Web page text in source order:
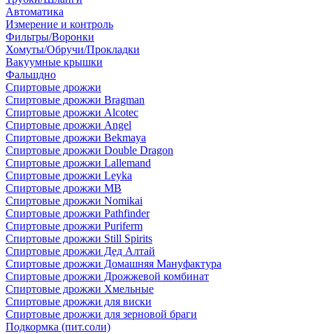
Автоматика
Измерение и контроль
Фильтры/Воронки
Хомуты/Обручи/Прокладки
Вакуумные крышки
Фальшдно
Спиртовые дрожжи
Спиртовые дрожжи Bragman
Спиртовые дрожжи Alcotec
Спиртовые дрожжи Angel
Спиртовые дрожжи Bekmaya
Спиртовые дрожжи Double Dragon
Спиртовые дрожжи Lallemand
Спиртовые дрожжи Leyka
Спиртовые дрожжи MB
Спиртовые дрожжи Nomikai
Спиртовые дрожжи Pathfinder
Спиртовые дрожжи Puriferm
Спиртовые дрожжи Still Spirits
Спиртовые дрожжи Дед Алтай
Спиртовые дрожжи Домашняя Мануфактура
Спиртовые дрожжи Дрожжевой комбинат
Спиртовые дрожжи Хмельные
Спиртовые дрожжи для виски
Спиртовые дрожжи для зерновой браги
Подкормка (пит.соли)